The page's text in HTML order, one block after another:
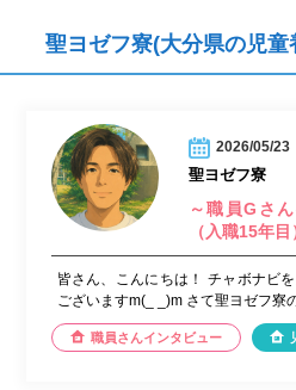
聖ヨゼフ寮(大分県の児童
2026/05/23
聖ヨゼフ寮
～職員Gさ
（入職15年目
皆さん、こんにちは！ チャボナビ
ございますm(_ _)m さて聖ヨゼフ寮
職員さんインタビュー